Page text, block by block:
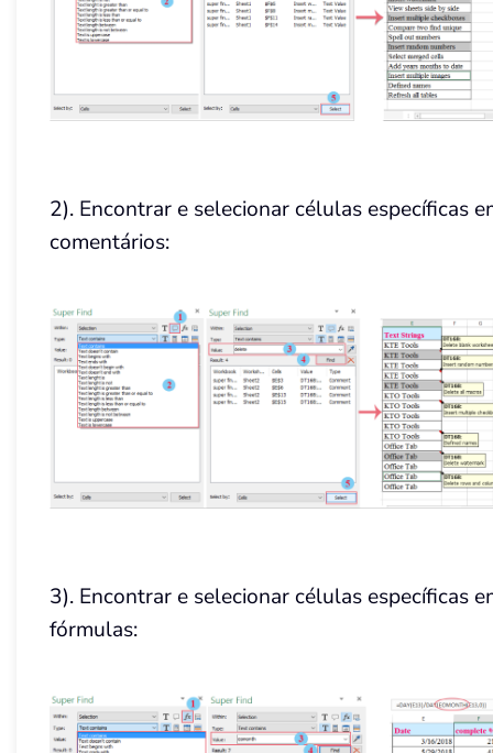
2). Encontrar e selecionar células específicas
comentários:
3). Encontrar e selecionar células específicas
fórmulas: